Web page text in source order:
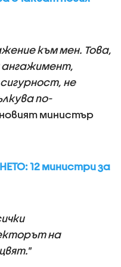
към мен. Това,
ангажимент,
не
по-
министър
12 министри за
на